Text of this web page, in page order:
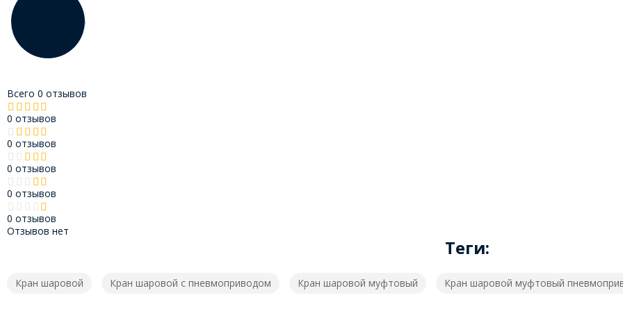
Всего 0 отзывов
0 отзывов
0 отзывов
0 отзывов
0 отзывов
0 отзывов
Отзывов нет
Теги:
Кран шаровой Кран шаровой с пневмоприводом Кран шаровой муфтовый Кран шаровой муфтовый